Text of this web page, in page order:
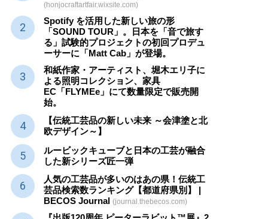
(honjocraftartfair.wixsite.com)
Spotify を活用した新しい旅の形
「SOUND TOUR」。日本を「音で旅す
る」試験的プロジェクトの初回プロデュ
ーサーに「Matt Cab」が登場。
和紙作家・アーティスト、堀木エリ子に
よる照明コレクション、家具
EC「FLYMEe」にて数量限定で販売開
始。
【伝統工芸品の新しい未来 ～会津塗と北
欧デザイン～】
ルービックキューブと日本の工芸が融合
した新シリーズ匠一弾
人気の工芸品が多いのはあの県！伝統工
芸品検索数ランキング【都道府県別】 |
BECOS Journal (journal.thebecos.com)